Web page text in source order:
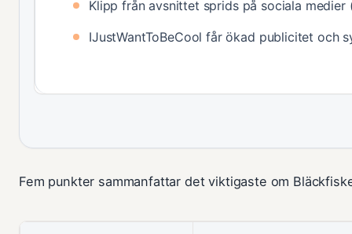
Klipp från avsnittet sprids på sociala medier
IJustWantToBeCool får ökad publicitet och
Fem punkter sammanfattar det viktigaste om